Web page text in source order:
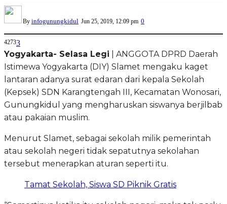
By infogunungkidul Jun 25, 2019, 12:09 pm 0
42733
Yogyakarta- Selasa Legi | ANGGOTA DPRD Daerah
Istimewa Yogyakarta (DIY) Slamet mengaku kaget
lantaran adanya surat edaran dari kepala Sekolah
(Kepsek) SDN Karangtengah III, Kecamatan Wonosari,
Gunungkidul yang mengharuskan siswanya berjilbab
atau pakaian muslim.
Menurut Slamet, sebagai sekolah milik pemerintah
atau sekolah negeri tidak sepatutnya sekolahan
tersebut menerapkan aturan seperti itu.
Tamat Sekolah, Siswa SD Piknik Gratis